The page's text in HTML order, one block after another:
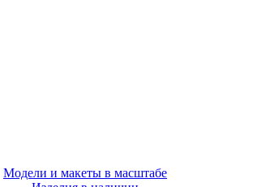
Модели и макеты в масштабе